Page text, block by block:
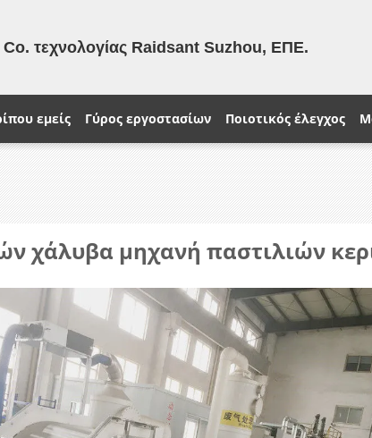
Co. τεχνολογίας Raidsant Suzhou, ΕΠΕ.
εμείς Γύρος εργοστασίων Ποιοτικός έλεγχος
χάλυβα μηχανή παστιλιών